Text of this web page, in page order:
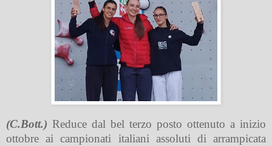
(C.Bott.) Reduce dal bel terzo posto ottenuto a inizio
ottobre ai campionati italiani assoluti di arrampicata